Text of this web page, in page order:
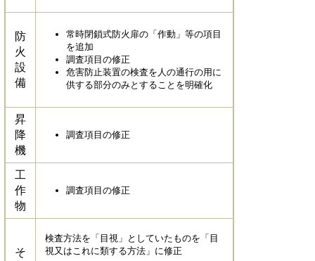
防
火
設
備
常時閉鎖式防火扉の「作動」等の項目
を追加
調査項目の修正
危害防止装置の検査を人の通行の用に
供する部分のみとすることを明確化
昇
降
機
調査項目の修正
工
作
物
調査項目の修正
そ
検査方法を「目視」としていたものを「目
視又はこれに類する方法」に修正